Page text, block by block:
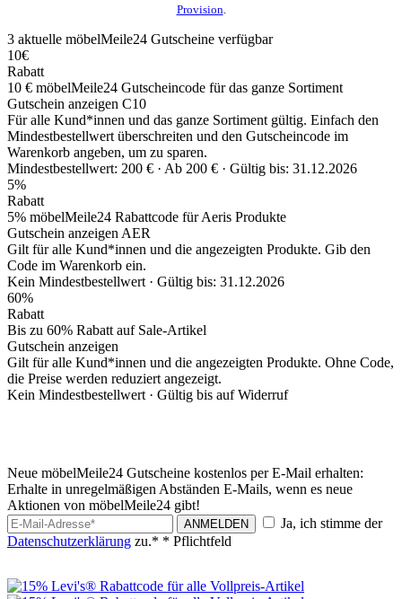
Provision
3 aktuelle möbelMeile24 Gutscheine verfügbar
10€
Rabatt
10 € möbelMeile24 Gutscheincode für das ganze Sortiment
Gutschein anzeigen C10
Für alle Kund*innen und das ganze Sortiment gültig. Einfach den
Mindestbestellwert überschreiten und den Gutscheincode im
Warenkorb angeben, um zu sparen.
Mindestbestellwert: 200 € · Ab 200 € · Gültig bis: 31.12.2026
5%
Rabatt
5% möbelMeile24 Rabattcode für Aeris Produkte
Gutschein anzeigen AER
Gilt für alle Kund*innen und die angezeigten Produkte. Gib den
Code im Warenkorb ein.
Kein Mindestbestellwert · Gültig bis: 31.12.2026
60%
Rabatt
Bis zu 60% Rabatt auf Sale-Artikel
Gutschein anzeigen
Gilt für alle Kund*innen und die angezeigten Produkte. Ohne Code,
die Preise werden reduziert angezeigt.
Kein Mindestbestellwert · Gültig bis auf Widerruf
Neue möbelMeile24 Gutscheine kostenlos per E-Mail erhalten:
Erhalte in unregelmäßigen Abständen E-Mails, wenn es neue
Aktionen von möbelMeile24 gibt!
ANMELDEN
Ja, ich stimme der
Datenschutzerklärung zu.* * Pflichtfeld